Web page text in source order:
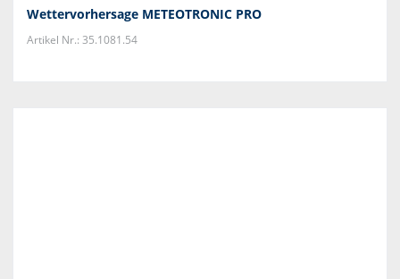
Wettervorhersage METEOTRONIC PRO
Artikel Nr.: 35.1081.54